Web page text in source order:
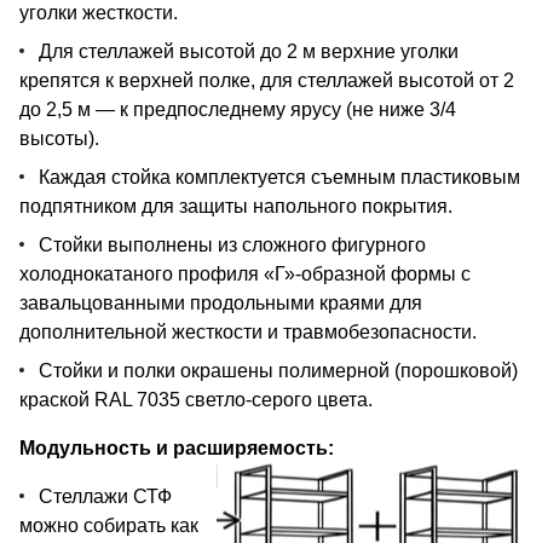
уголки жесткости.
Для стеллажей высотой до 2 м верхние уголки
крепятся к верхней полке, для стеллажей высотой от 2
до 2,5 м — к предпоследнему ярусу (не ниже 3/4
высоты).
Каждая стойка комплектуется съемным пластиковым
подпятником для защиты напольного покрытия.
Стойки выполнены из сложного фигурного
холоднокатаного профиля «Г»-образной формы с
завальцованными продольными краями для
дополнительной жесткости и травмобезопасности.
Стойки и полки окрашены полимерной (порошковой)
краской RAL 7035 светло-серого цвета.
Модульность и расширяемость:
Стеллажи СТФ
можно собирать как